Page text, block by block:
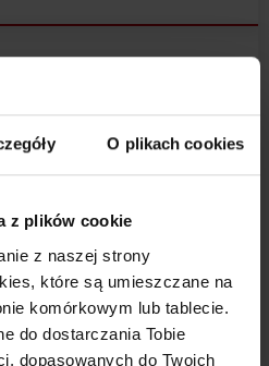
O plikach cookies
z plików cookie
z naszej strony
które są umieszczane na
komórkowym lub tablecie.
do dostarczania Tobie
dopasowanych do Twoich
rozwój
prostą rozbudowę o nowe
rozbudowane warianty, a
łatwe tworzenia nowych